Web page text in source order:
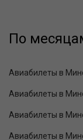
По
Авиабилеты в
Авиабилеты в
Авиабилеты в
Авиабилеты в